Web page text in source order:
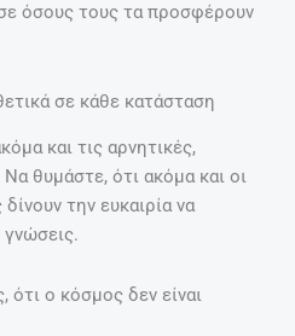
σε όσους τους τα προσφέρουν
σε κάθε κατάσταση
και τις αρνητικές,
θυμάστε, ότι ακόμα και οι
την ευκαιρία να
ότι ο κόσμος δεν είναι